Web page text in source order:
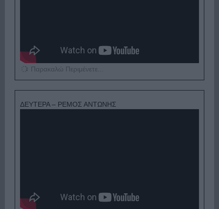
Παρακαλώ Περιμένετε...
ΔΕΥΤΕΡΑ – ΡΕΜΟΣ ΑΝΤΩΝΗΣ